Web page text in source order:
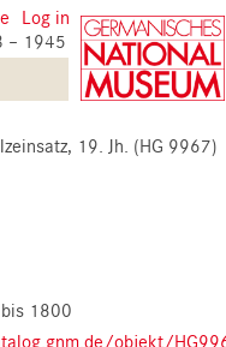
Log in
– 1945
19. Jh. (HG 9967)
1800
objekt/